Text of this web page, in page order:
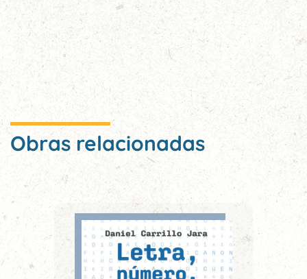
Obras relacionadas